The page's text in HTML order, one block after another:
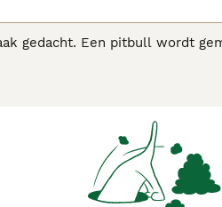
gedacht. Een pitbull wordt
argentino, Bulterriër,
over dit hondenras.